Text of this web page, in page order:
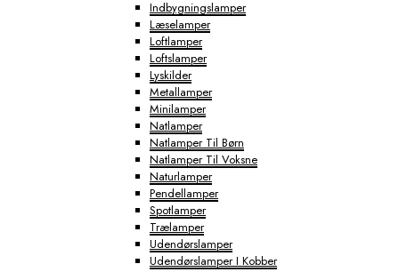
Indbygningslamper
Læselamper
Loftlamper
Loftslamper
Lyskilder
Metallamper
Minilamper
Natlamper
Natlamper Til Børn
Natlamper Til Voksne
Naturlamper
Pendellamper
Spotlamper
Trælamper
Udendørslamper
Udendørslamper I Kobber